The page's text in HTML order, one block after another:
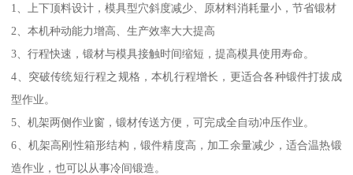
1、上下顶料设计，模具型穴斜度减少、原材料消耗量小，节省锻材
2、本机种动能力增高、生产效率大大提高
3、行程快速，锻材与模具接触时间缩短，提高模具使用寿命。
4、突破传统短行程之规格，本机行程增长，更适合各种锻件打拔成
型作业。
5、机架两侧作业窗，锻材传送方便，可完成全自动冲压作业。
6、机架高刚性箱形结构，锻件精度高，加工余量减少，适合温热锻
造作业，也可以从事冷间锻造。